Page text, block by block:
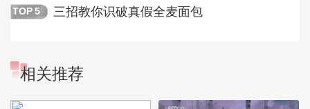
TOP 5 三招教你识破真假全麦面包
相关推荐